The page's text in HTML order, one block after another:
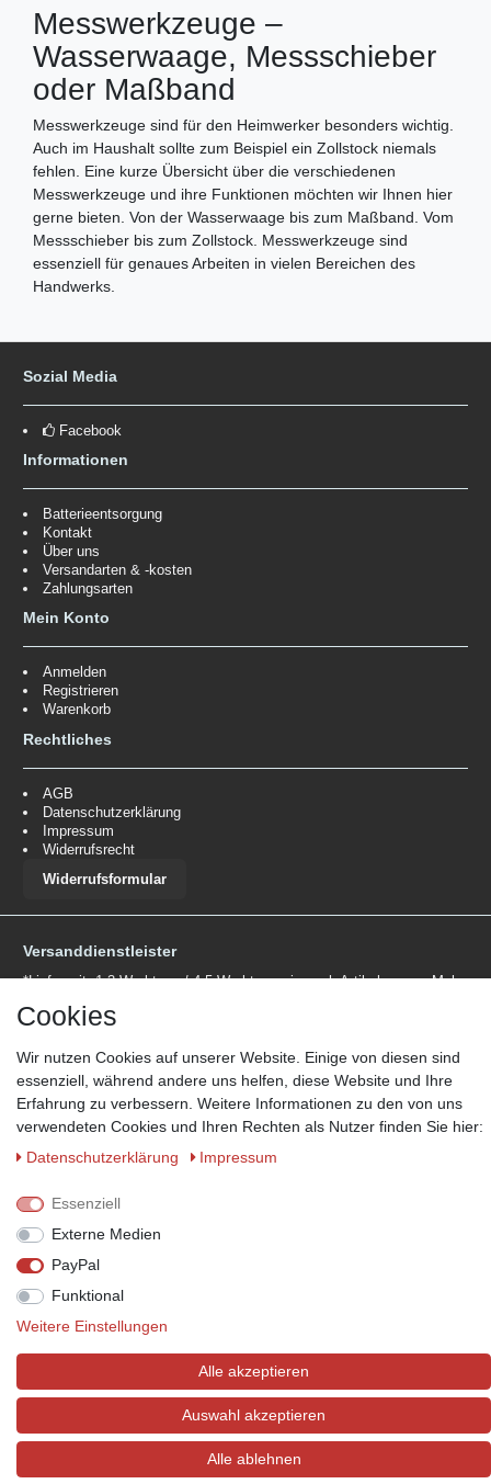
Messwerkzeuge –
Wasserwaage, Messschieber
oder Maßband
Messwerkzeuge sind für den Heimwerker besonders wichtig.
Auch im Haushalt sollte zum Beispiel ein Zollstock niemals
fehlen. Eine kurze Übersicht über die verschiedenen
Messwerkzeuge und ihre Funktionen möchten wir Ihnen hier
gerne bieten. Von der Wasserwaage bis zum Maßband. Vom
Messschieber bis zum Zollstock. Messwerkzeuge sind
essenziell für genaues Arbeiten in vielen Bereichen des
Handwerks.
Sozial Media
Facebook
Informationen
Batterieentsorgung
Kontakt
Über uns
Versandarten & -kosten
Zahlungsarten
Mein Konto
Anmelden
Registrieren
Warenkorb
Rechtliches
AGB
Datenschutzerklärung
Impressum
Widerrufsrecht
Widerrufsformular
Versanddienstleister
*Lieferzeit: 1-3 Werktage / 4-5 Werktage - je nach Artikelgruppe.Mehr
Zahlungsmöglichkeiten
Wir behalten uns das Recht vor im Einzelfall bestimmte
© Copyright 2026 Marabella´s | Alle Rechte vorbehalten. | Grundpreise
Cookies
Wir nutzen Cookies auf unserer Website. Einige von diesen sind
essenziell, während andere uns helfen, diese Website und Ihre
Erfahrung zu verbessern. Weitere Informationen zu den von uns
verwendeten Cookies und Ihren Rechten als Nutzer finden Sie hier:
Daten­schutz­erklärung
Impressum
Essenziell
Externe Medien
PayPal
Funktional
Weitere Einstellungen
Alle akzeptieren
Auswahl akzeptieren
Alle ablehnen